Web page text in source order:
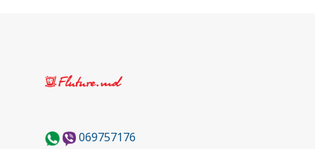
069757176